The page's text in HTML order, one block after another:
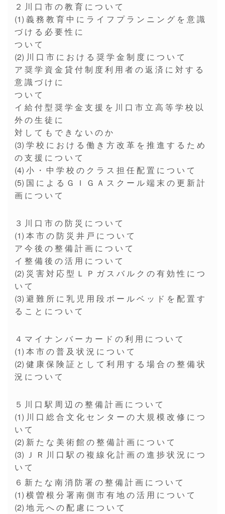
２ 川 口 市 の 教 育 に つ い て
(1) 義 務 教 育 中 に ラ イ フ プ ラ ン ニ ン グ を 意 識
づ け る 必 要 性 に
つ い て
(2) 川 口 市 に お け る 奨 学 金 制 度 に つ い て
ア 奨 学 資 金 貸 付 制 度 利 用 者 の 返 済 に 対 す る
意 識 づ け に
つ い て
イ 給 付 型 奨 学 金 支 援 を 川 口 市 立 高 等 学 校 以
外 の 生 徒 に
対 し て も で き な い の か
(3) 学 校 に お け る 働 き 方 改 革 を 推 進 す る た め
の 支 援 に つ い て
(4) 小 ・ 中 学 校 の ク ラ ス 担 任 配 置 に つ い て
(5) 国 に よ る Ｇ Ｉ Ｇ Ａ ス ク ー ル 端 末 の 更 新 計
画 に つ い て
３ 川 口 市 の 防 災 に つ い て
(1) 本 市 の 防 災 井 戸 に つ い て
ア 今 後 の 整 備 計 画 に つ い て
イ 整 備 後 の 活 用 に つ い て
(2) 災 害 対 応 型 Ｌ Ｐ ガ ス バ ル ク の 有 効 性 に つ
い て
(3) 避 難 所 に 乳 児 用 段 ボ ー ル ベ ッ ド を 配 置 す
る こ と に つ い て
４ マ イ ナ ン バ ー カ ー ド の 利 用 に つ い て
(1) 本 市 の 普 及 状 況 に つ い て
(2) 健 康 保 険 証 と し て 利 用 す る 場 合 の 整 備 状
況 に つ い て
５ 川 口 駅 周 辺 の 整 備 計 画 に つ い て
(1) 川 口 総 合 文 化 セ ン タ ー の 大 規 模 改 修 に つ
い て
(2) 新 た な 美 術 館 の 整 備 計 画 に つ い て
(3) Ｊ Ｒ 川 口 駅 の 複 線 化 計 画 の 進 捗 状 況 に つ
い て
６ 新 た な 南 消 防 署 の 整 備 計 画 に つ い て
(1) 横 曽 根 分 署 南 側 市 有 地 の 活 用 に つ い て
(2) 地 元 へ の 配 慮 に つ い て